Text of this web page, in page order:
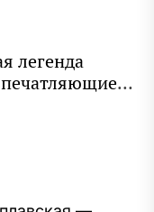
легенда
жизнь